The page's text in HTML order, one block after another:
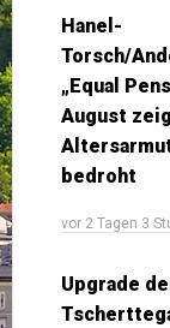
Hanel-
Torsch/
„Equal
August
bedroht
vor 2 Tagen 3
Upgrade